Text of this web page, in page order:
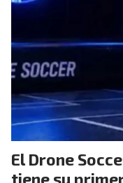
El Drone
tiene su